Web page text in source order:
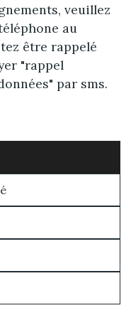
veuillez
au
être rappelé
"rappel
par sms.